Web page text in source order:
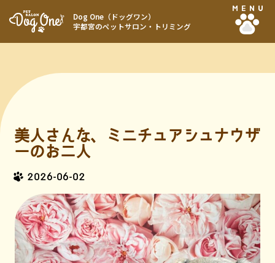
Dog One（ドッグワン）
宇都宮のペットサロン・トリミング
MENU
美人さんな、ミニチュアシュナウザ
ーのお二人
2026-06-02